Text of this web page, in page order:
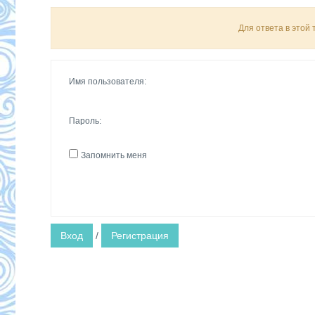
Для ответа в этой
Имя пользователя:
Пароль:
Запомнить меня
Вход / Регистрация